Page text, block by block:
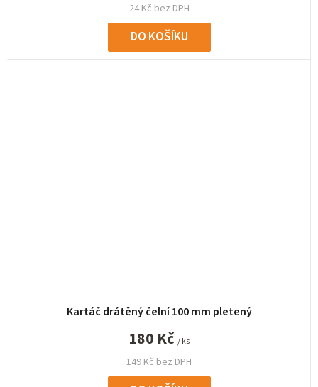
24 Kč bez DPH
DO KOŠÍKU
Kartáč drátěný čelní 100 mm pletený
149 Kč bez DPH
180 Kč / ks